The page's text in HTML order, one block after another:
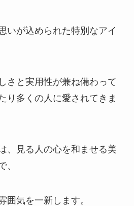
いが込められた特別なアイ
さと実用性が兼ね備わって
り多くの人に愛されてきま
、見る人の心を和ませる美
、
囲気を一新します。